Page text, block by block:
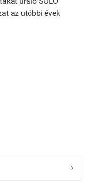
az utóbbi évek
